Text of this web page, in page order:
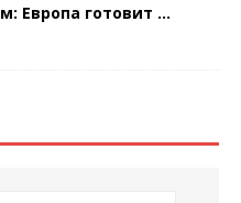
Европа готовит ...